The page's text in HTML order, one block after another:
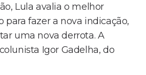
Lula avalia o melhor
fazer a nova indicação,
uma nova derrota. A
Igor Gadelha, do